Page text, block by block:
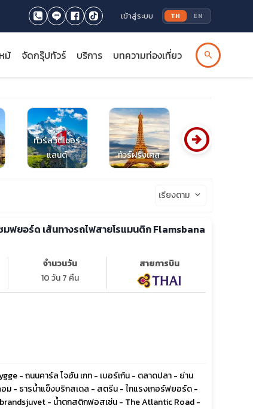
เข้าสู่ระบบ TH EN
ม้ จัดกรุ๊ปทัวร์ บริการ บทความท่องเที่ยว search
ทัวร์สวิตเซอร์
แลนด์
ทัวร์ฝรั่งเศส ทัวร์ออสเตรีย
arrow_circle_right
เรียงตาม keyboard_arrow_down
มฟยอร์ด เส้นทางรถไฟสายโรแมนติก Flamsbana
จำนวนวัน
10 วัน 7 คืน
สายการบิน
- ถนนคาร์ล โจฮัน เกท - เบอร์เก้น - ตลาดปลา - ย่าน
ม - ธารน้ำแข็งบริกสเดล - สตรีน - ไกแรงเกอร์ฟยอร์ด -
- น้ำตกสติกฟอสเซ่น - The Atlantic Road -